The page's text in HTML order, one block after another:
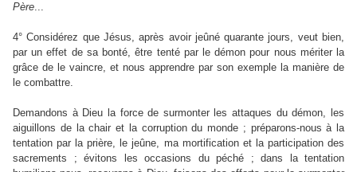
Père...
4° Considérez que Jésus, après avoir jeûné quarante jours, veut bien,
par un effet de sa bonté, être tenté par le démon pour nous mériter la
grâce de le vaincre, et nous apprendre par son exemple la manière de
le combattre.
Demandons à Dieu la force de surmonter les attaques du démon, les
aiguillons de la chair et la corruption du monde ; préparons-nous à la
tentation par la prière, le jeûne, ma mortification et la participation des
sacrements ; évitons les occasions du péché ; dans la tentation